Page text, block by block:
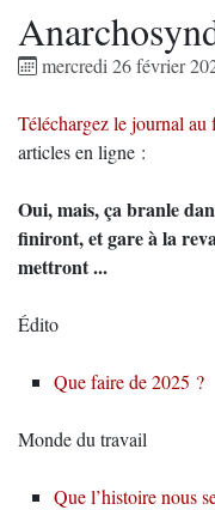
mercredi 26 février
Téléchargez le journal au
articles en ligne :
Oui, mais, ça branle
finiront, et gare à la
mettront ...
Édito
Que faire de 2025 ?
Monde du travail
Que l’histoire nous